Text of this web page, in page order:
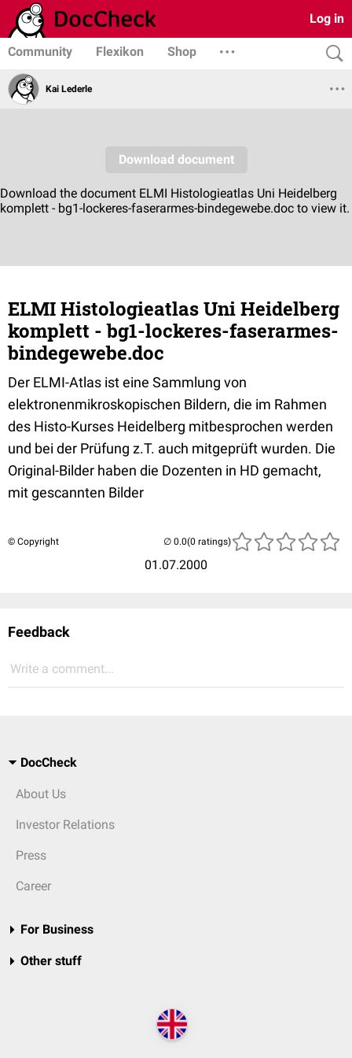
Log in
Community Flexikon Shop
Kai Lederle
ELMI Histologieatlas Uni Heidelberg
komplett - bg1-lockeres-faserarmes-
bindegewebe.doc
Der ELMI-Atlas ist eine Sammlung von
elektronenmikroskopischen Bildern, die im Rahmen
des Histo-Kurses Heidelberg mitbesprochen werden
und bei der Prüfung z.T. auch mitgeprüft wurden. Die
Original-Bilder haben die Dozenten in HD gemacht,
mit gescannten Bilder
© Copyright
01.07.2000
(0 ratings)
Feedback
Write a comment...
DocCheck
About Us
Investor Relations
Press
Career
For Business
Other stuff